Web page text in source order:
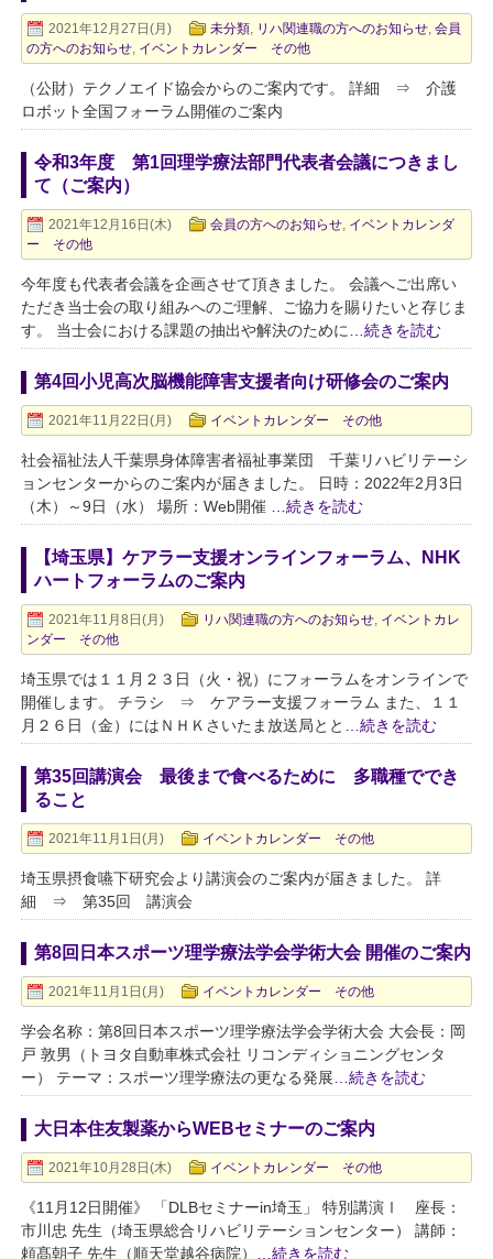
2021年12月27日(月) 未分類 リハ関連職の方へのお知らせ ,会員
の方へのお知らせ イベントカレンダー その他
（公財）テクノエイド協会からのご案内です。 詳細 ⇒ 介護
ロボット全国フォーラム開催のご案内
令和3年度 第1回理学療法部門代表者会議につきまし
て（ご案内）
2021年12月16日(木) 会員の方へのお知らせ イベントカレンダ
ー その他
今年度も代表者会議を企画させて頂きました。 会議へご出席い
ただき当士会の取り組みへのご理解、ご協力を賜りたいと存じま
す。 当士会における課題の抽出や解決のために
…続きを読む
第4回小児高次脳機能障害支援者向け研修会のご案内
2021年11月22日(月) イベントカレンダー その他
社会福祉法人千葉県身体障害者福祉事業団 千葉リハビリテーシ
ョンセンターからのご案内が届きました。 日時：2022年2月3日
（木）～9日（水） 場所：Web開催
…続きを読む
【埼玉県】ケアラー支援オンラインフォーラム、NHK
ハートフォーラムのご案内
2021年11月8日(月) リハ関連職の方へのお知らせ イベントカレ
ンダー その他
埼玉県では１１月２３日（火・祝）にフォーラムをオンラインで
開催します。 チラシ ⇒ ケアラー支援フォーラム また、１１
月２６日（金）にはＮＨＫさいたま放送局とと
…続きを読む
第35回講演会 最後まで食べるために 多職種ででき
ること
2021年11月1日(月) イベントカレンダー その他
埼玉県摂食嚥下研究会より講演会のご案内が届きました。 詳
細 ⇒ 第35回 講演会
第8回日本スポーツ理学療法学会学術大会 開催のご案内
2021年11月1日(月) イベントカレンダー その他
学会名称：第8回日本スポーツ理学療法学会学術大会 大会長：岡
戸 敦男（トヨタ自動車株式会社 リコンディショニングセンタ
ー） テーマ：スポーツ理学療法の更なる発展 …続きを読む
大日本住友製薬からWEBセミナーのご案内
2021年10月28日(木) イベントカレンダー その他
《11月12日開催》 「DLBセミナーin埼玉」 特別講演Ⅰ 座長：
市川忠 先生（埼玉県総合リハビリテーションセンター） 講師：
頼髙朝子 先生（順天堂越谷病院）
…続きを読む